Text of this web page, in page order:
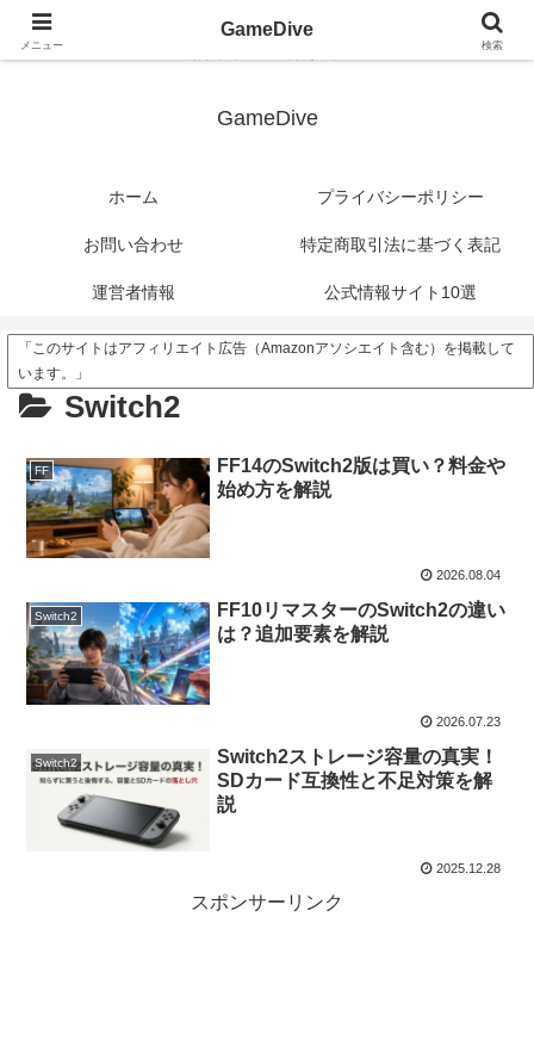
GameDive
ホーム プライバシーポリシー
お問い合わせ 特定商取引法に基づく表記
運営者情報 公式情報サイト10選
「このサイトはアフィリエイト広告（Amazonアソシエイト含む）を掲載して
います。」
Switch2
FF
FF14のSwitch2版は買い？料金や
始め方を解説
2026.08.04
Switch2
FF10リマスターのSwitch2の違い
は？追加要素を解説
2026.07.23
Switch2
Switch2ストレージ容量の真実！
SDカード互換性と不足対策を解
説
2025.12.28
スポンサーリンク
メニュー
GameDive
検索